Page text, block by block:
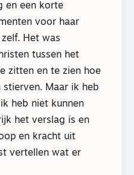
en een korte
voor haar
Het was
tussen het
zitten en te zien hoe
stierven. Maar ik heb
heb niet kunnen
het verslag is en
en kracht uit
vertellen wat er